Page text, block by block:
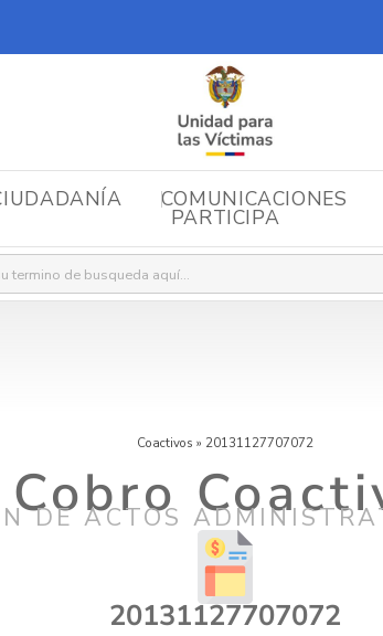
COMUNICACIONES
PARTICIPA
Coactivos » 20131127707072
Cobro
DE ACTOS
20131127707072